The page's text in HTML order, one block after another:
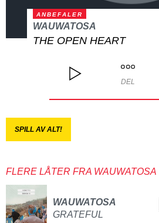
ANBEFALER
WAUWATOSA
THE OPEN HEART
DEL
SPILL AV ALT!
FLERE LÅTER FRA WAUWATOSA
WAUWATOSA
GRATEFUL